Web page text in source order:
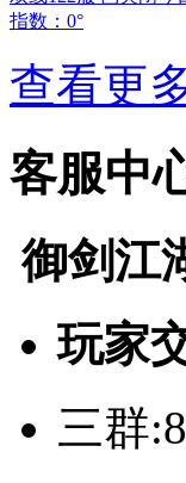
指数：0°
查看更
客服中
御剑江
玩家
三群